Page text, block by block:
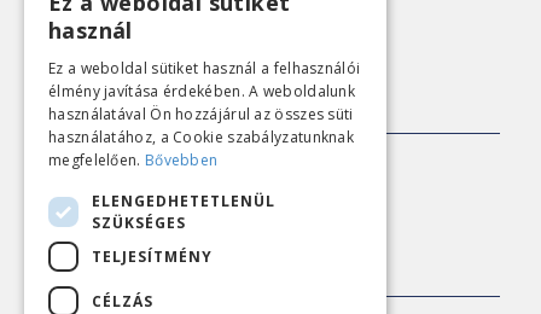
Nézőpont archív
SAJTÓKAPCSOLAT
E-mail: sajto@nezopont.hu
KAPCSOLAT
használ
Ez a weboldal sütiket használ a felhasználói
élmény javítása érdekében. A weboldalunk
használatával Ön hozzájárul az összes süti
használatához, a Cookie szabályzatunknak
megfelelően. Bővebben
ELENGEDHETETLENÜL
SZÜKSÉGES
TELJESÍTMÉNY
CÉLZÁS